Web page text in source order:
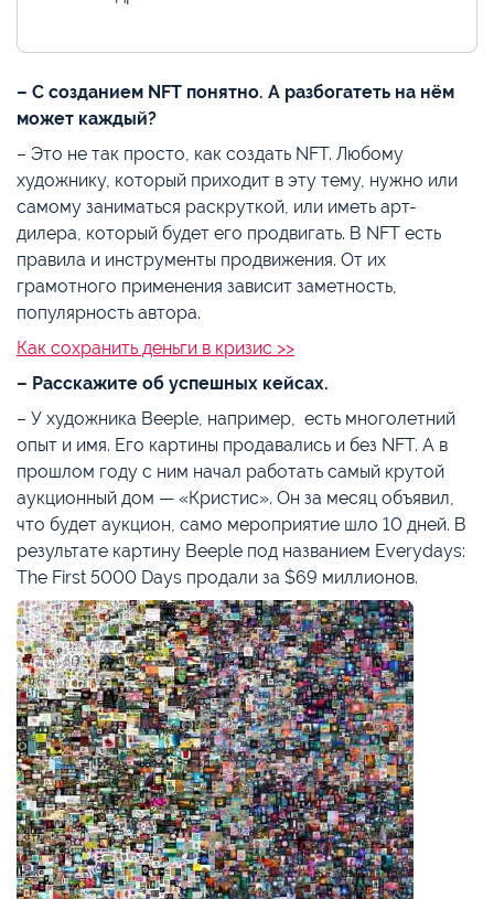
– С созданием NFT понятно. А разбогатеть на нём
может каждый?
– Это не так просто, как создать NFT. Любому
художнику, который приходит в эту тему, нужно или
самому заниматься раскруткой, или иметь арт-
дилера, который будет его продвигать. В NFT есть
правила и инструменты продвижения. От их
грамотного применения зависит заметность,
популярность автора.
Как сохранить деньги в кризис >>
– Расскажите об успешных кейсах.
– У художника Beeple, например, есть многолетний
опыт и имя. Его картины продавались и без NFT. А в
прошлом году с ним начал работать самый крутой
аукционный дом — «Кристис». Он за месяц объявил,
что будет аукцион, само мероприятие шло 10 дней. В
результате картину Beeple под названием Everydays:
The First 5000 Days продали за $69 миллионов.